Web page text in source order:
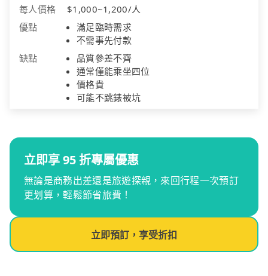
每人價格
$1,000~1,200/人
優點
滿足臨時需求
不需事先付款
缺點
品質參差不齊
通常僅能乘坐四位
價格貴
可能不跳錶被坑
立即享 95 折專屬優惠
無論是商務出差還是旅遊探親，來回行程一次預訂
更划算，輕鬆節省旅費！
立即預訂，享受折扣